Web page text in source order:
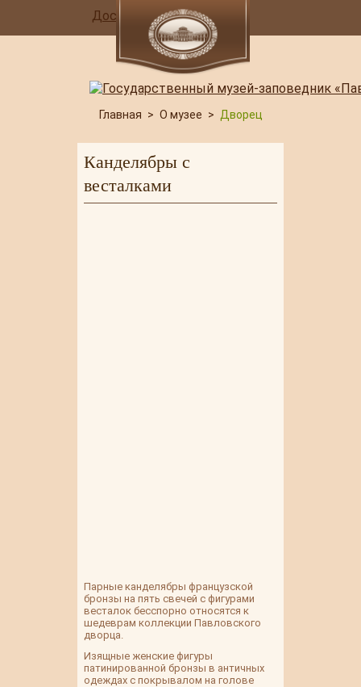
Доступная среда
Главная > О музее > Дворец
Канделябры с
весталками
Парные канделябры французской
бронзы на пять свечей с фигурами
весталок бесспорно относятся к
шедеврам коллекции Павловского
дворца.
Изящные женские фигуры
патинированной бронзы в античных
одеждах с покрывалом на голове